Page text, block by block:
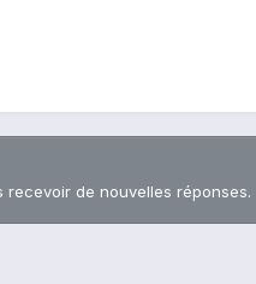
de nouvelles réponses.